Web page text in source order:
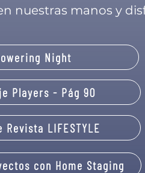
nuestras manos y
Night
Players - Pág 90
Revista LIFESTYLE
con Home Staging